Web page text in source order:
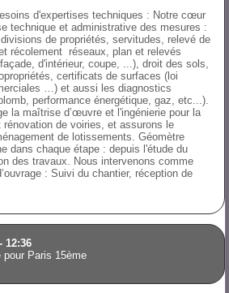
d'expertises techniques : Notre cœur
technique et administrative des mesures :
de propriétés, servitudes, relevé de
récolement réseaux, plan et relevés
d'intérieur, coupe, ...), droit des sols,
certificats de surfaces (loi
…) et aussi les diagnostics
performance énergétique, gaz, etc...).
la maîtrise d’œuvre et l'ingénierie pour la
rénovation de voiries, et assurons le
de lotissements. Géomètre
dans chaque étape : depuis l'étude du
des travaux. Nous intervenons comme
: Suivi du chantier, réception de
12:36
Paris 15ème